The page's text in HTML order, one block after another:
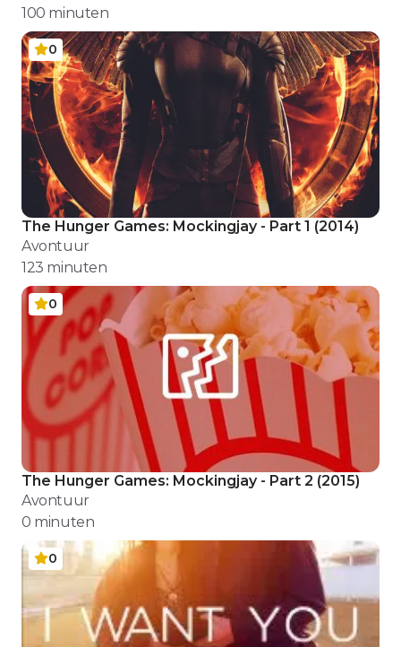
100 minuten
0
The Hunger Games: Mockingjay - Part 1 (2014)
Avontuur
123 minuten
0
The Hunger Games: Mockingjay - Part 2 (2015)
Avontuur
0 minuten
0